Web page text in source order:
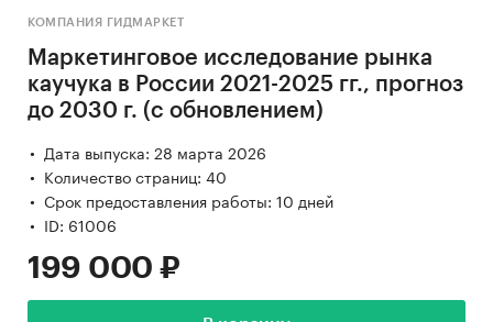
КОМПАНИЯ ГИДМАРКЕТ
Маркетинговое исследование рынка
каучука в России 2021-2025 гг., прогноз
до 2030 г. (с обновлением)
Дата выпуска: 28 марта 2026
Количество страниц: 40
Срок предоставления работы: 10 дней
ID: 61006
199 000 ₽